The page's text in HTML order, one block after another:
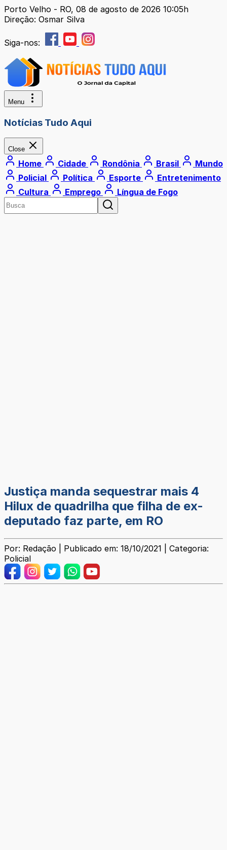
Porto Velho - RO, 08 de agosto de 2026 10:05h
Direção: Osmar Silva
Siga-nos:
Menu
Notícias Tudo Aqui
Close
Home Cidade Rondônia Brasil
Mundo
Policial
Política Esporte
Entretenimento
Cultura
Emprego Língua de Fogo
Justiça manda sequestrar mais 4
Hilux de quadrilha que filha de ex-
deputado faz parte, em RO
Por: Redação | Publicado em: 18/10/2021 | Categoria:
Policial